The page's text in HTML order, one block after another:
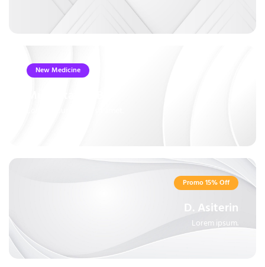
New Medicine
Promo 15% Off
D. Asiterin
Lorem ipsum.